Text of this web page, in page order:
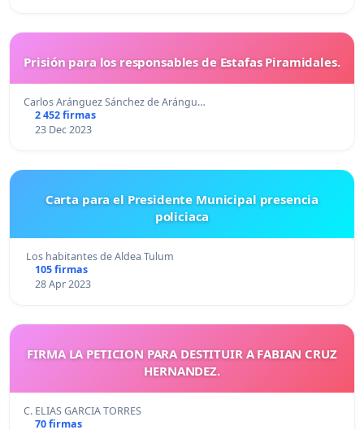
Prisión para los responsables de Estafas Piramidales.
Carlos Aránguez Sánchez de Arángu…
2 452 firmas
23 Dec 2023
Carta para el Presidente Municipal presencia
policiaca
Los habitantes de Aldea Tulum
105 firmas
28 Apr 2023
FIRMA LA PETICION PARA DESTITUIR A FABIAN CRUZ
HERNANDEZ.
C. ELIAS GARCIA TORRES
70 firmas